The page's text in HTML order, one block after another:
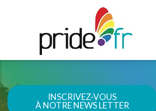
INSCRIVEZ-VOUS
À NOTRE NEWS LETTER